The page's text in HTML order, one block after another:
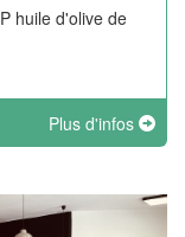
huile d'olive de
Plus d'infos